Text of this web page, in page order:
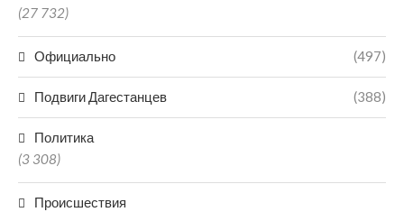
(27 732)
Официально (497)
Подвиги Дагестанцев (388)
Политика
(3 308)
Происшествия